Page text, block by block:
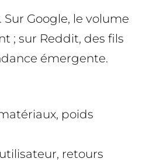
Google, le volume
; sur Reddit, des fils
émergente.
poids
retours